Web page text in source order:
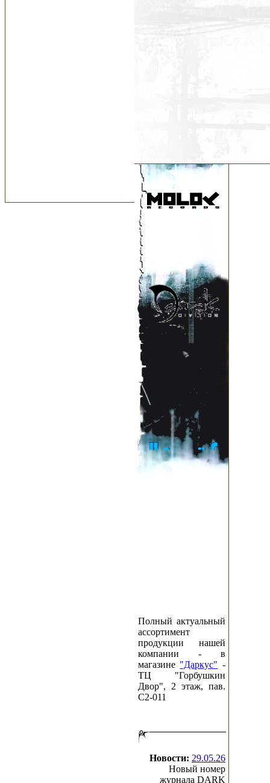
Полный актуальный
ассортимент
продукции нашей
компании - в
магазине "Даркус" -
ТЦ "Горбушкин
Двор", 2 этаж, пав.
C2-011
Новости: 29.05.26
Новый номер
журнала DARK